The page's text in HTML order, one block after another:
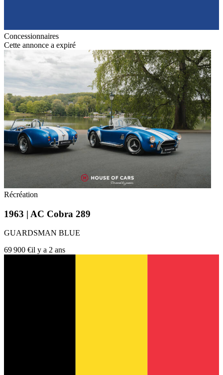
Concessionnaires
Cette annonce a expiré
Récréation
1963 | AC Cobra 289
GUARDSMAN BLUE
69 900 €il y a 2 ans